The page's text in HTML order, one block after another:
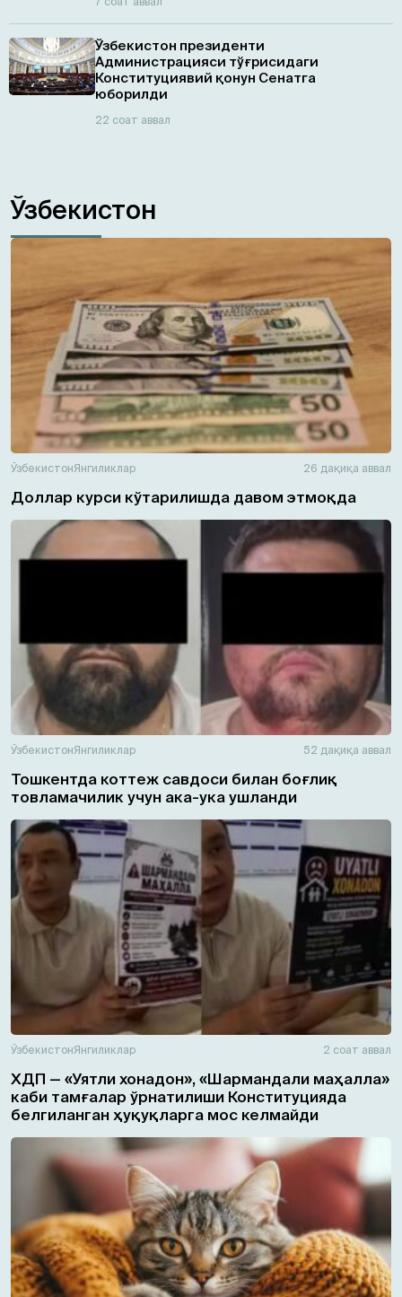
Ўзбекистон президенти
Администрацияси тўғрисидаги
Конституциявий қонун Сенатга
юборилди
22 соат аввал
Ўзбекистон
ЎзбекистонЯнгиликлар 26 дақиқа аввал
Доллар курси кўтарилишда давом этмоқда
ЎзбекистонЯнгиликлар 52 дақиқа аввал
Тошкентда коттеж савдоси билан боғлиқ
товламачилик учун ака-ука ушланди
ЎзбекистонЯнгиликлар 2 соат аввал
ХДП — «Уятли хонадон», «Шармандали маҳалла»
каби тамғалар ўрнатилиши Конституцияда
белгиланган ҳуқуқларга мос келмайди